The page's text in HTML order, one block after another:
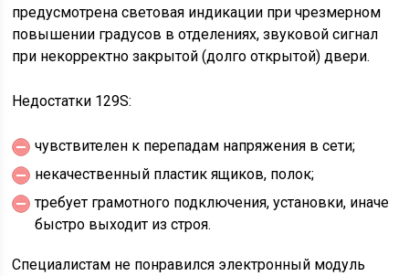
предусмотрена световая индикации при чрезмерном
повышении градусов в отделениях, звуковой сигнал
при некорректно закрытой (долго открытой) двери.
Недостатки 129S:
чувствителен к перепадам напряжения в сети;
некачественный пластик ящиков, полок;
требует грамотного подключения, установки, иначе
быстро выходит из строя.
Специалистам не понравился электронный модуль